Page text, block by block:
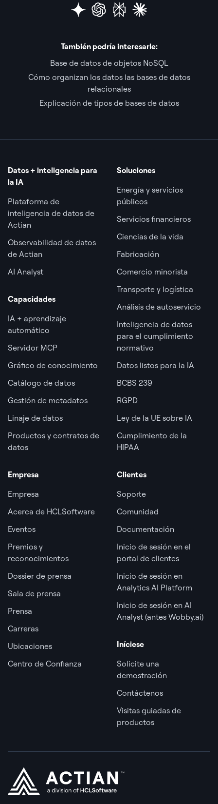
También podría interesarle:
Base de datos de objetos NoSQL
Cómo organizan los datos las bases de datos
relacionales
Explicación de tipos de bases de datos
Datos + inteligencia para
la IA
Plataforma de
inteligencia de datos de
Actian
Observabilidad de datos
de Actian
AI Analyst
Capacidades
IA + aprendizaje
automático
Servidor MCP
Gráfico de conocimiento
Catálogo de datos
Gestión de metadatos
Linaje de datos
Productos y contratos de
datos
Soluciones
Energía y servicios
públicos
Servicios financieros
Ciencias de la vida
Fabricación
Comercio minorista
Transporte y logística
Análisis de autoservicio
Inteligencia de datos
para el cumplimiento
normativo
Datos listos para la IA
BCBS 239
RGPD
Ley de la UE sobre IA
Cumplimiento de la
HIPAA
Empresa
Empresa
Acerca de HCLSoftware
Eventos
Premios y
reconocimientos
Dossier de prensa
Sala de prensa
Prensa
Carreras
Ubicaciones
Centro de Confianza
Clientes
Soporte
Comunidad
Documentación
Inicio de sesión en el
portal de clientes
Inicio de sesión en
Analytics AI Platform
Inicio de sesión en AI
Analyst (antes Wobby.ai)
Iníciese
Solicite una
demostración
Contáctenos
Visitas guiadas de
productos